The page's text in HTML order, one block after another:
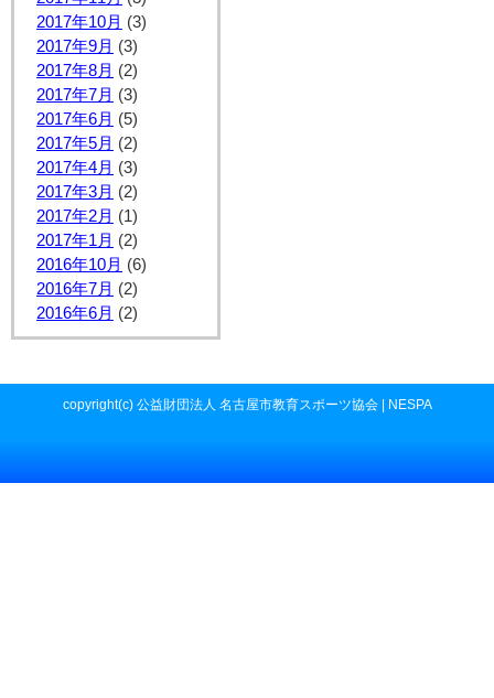
2017年10月 (3)
2017年9月 (3)
2017年8月 (2)
2017年7月 (3)
2017年6月 (5)
2017年5月 (2)
2017年4月 (3)
2017年3月 (2)
2017年2月 (1)
2017年1月 (2)
2016年10月 (6)
2016年7月 (2)
2016年6月 (2)
copyright(c) 公益財団法人 名古屋市教育スポーツ協会 | NESPA